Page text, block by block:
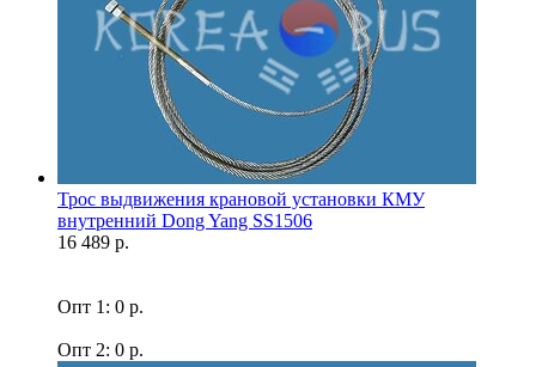
Трос выдвижения крановой установки КМУ
внутренний Dong Yang SS1506
16 489 р.
Опт 1: 0 р.
Опт 2: 0 р.